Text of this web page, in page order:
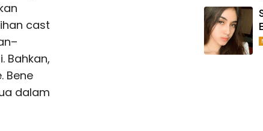
cast
Bahkan,
Bene
dalam